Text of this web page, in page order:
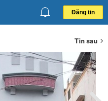
Đăng tin
Tin sau